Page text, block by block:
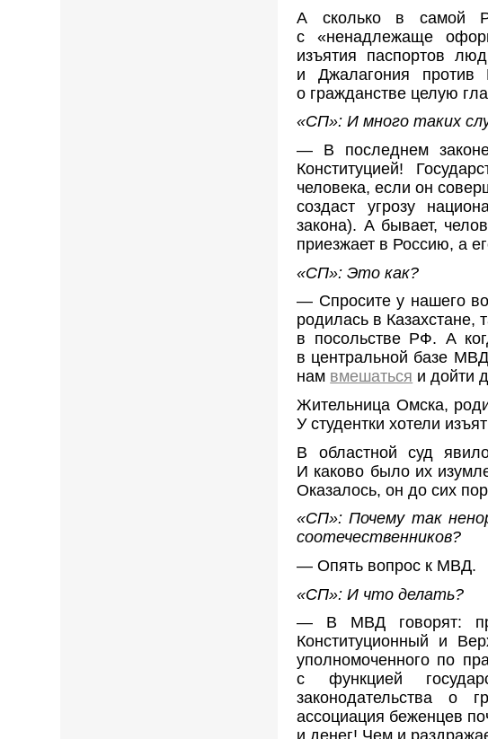
А сколько в самой
с «ненадлежаще
изъятия паспортов
и Джалагония
о гражданстве целую
«СП»: И много таких
— В последнем
Конституцией!
человека, если он
создаст угрозу
закона). А бывает,
приезжает в Россию, а
«СП»: Это как?
— Спросите у нашего
родилась в Казахстане,
в посольстве РФ. А
в центральной базе
нам вмешаться и дойти
Жительница Омска,
У студентки хотели
В областной суд
И каково было их
Оказалось, он до сих
«СП»: Почему так
соотечественников?
— Опять вопрос к МВД.
«СП»: И что делать?
— В МВД говорят:
Конституционный и
уполномоченного по
с функцией
законодательства о
ассоциация беженцев